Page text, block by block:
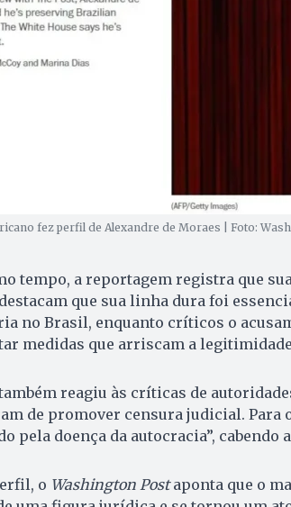
fez perfil de Alexandre de Moraes | Foto:
tempo, a reportagem registra que
que sua linha dura foi
no Brasil, enquanto críticos o
medidas que arriscam a
reagiu às críticas de
de promover censura judicial.
pela doença da autocracia”, cabendo
o Washington Postaponta que o